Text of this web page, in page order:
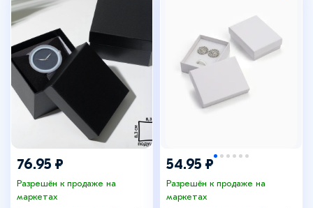
76.95 ₽
Разрешён к продаже на
маркетах
54.95 ₽
Разрешён к продаже на
маркетах